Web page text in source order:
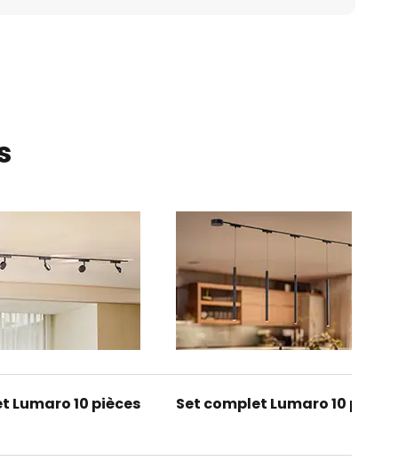
Lumaro 10 pièces Set complet Lumaro 10 pièces